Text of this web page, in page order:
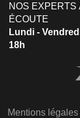
NOS EXPERTS
ÉCOUTE
Lundi -
18h
Mentions légales